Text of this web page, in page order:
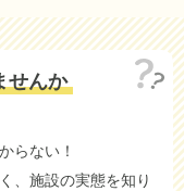
せんか
らない！
、施設の実態を知り